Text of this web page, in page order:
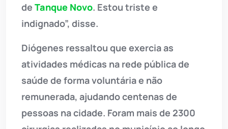
de Tanque Novo. Estou triste e
indignado”, disse.
Diógenes ressaltou que exercia as
atividades médicas na rede pública de
saúde de forma voluntária e não
remunerada, ajudando centenas de
pessoas na cidade. Foram mais de 2300